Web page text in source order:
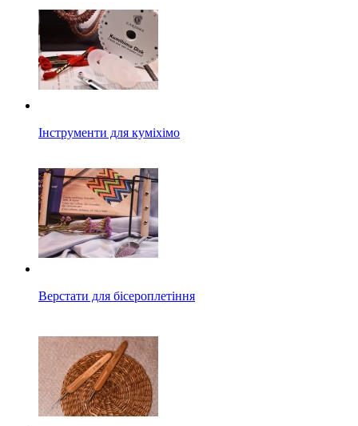
Інструменти для куміхімо
Верстати для бісероплетіння